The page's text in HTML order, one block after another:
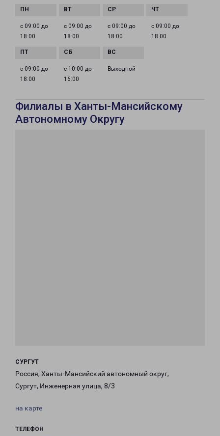
с 09:00 до
18:00
с 09:00 до
18:00
с 09:00 до
18:00
с 09:00 до
18:00
с 09:00 до
18:00
с 10:00 до
16:00
Выходной
Филиалы в Ханты-Мансийскому
Автономному Округу
СУРГУТ
Россия, Ханты-Мансийский автономный округ,
Сургут, Инженерная улица, 8/3
на карте
ТЕЛЕФОН